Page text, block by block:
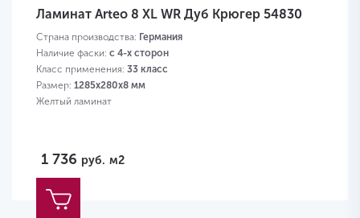
Ламинат Arteo 8 XL WR Дуб Крюгер 54830
Страна производства: Германия
Наличие фаски: с 4-х сторон
Класс применения: 33 класс
Размер: 1285х280х8 мм
Желтый ламинат
1 736 руб. м2